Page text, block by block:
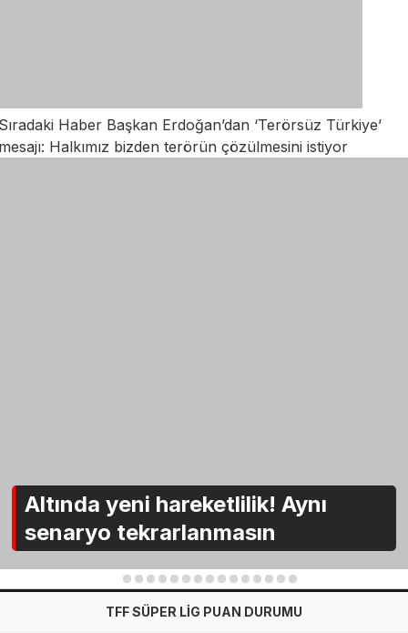
Haber Başkan Erdoğan’dan ‘Terörsüz Türkiye’
Halkımız bizden terörün çözülmesini istiyor
Altında yeni hareketlilik! Aynı
senaryo tekrarlanmasın
2 3 4 5 6 7 8 9 10 11 12 13 14 15
TFF SÜPER LİG PUAN DURUMU